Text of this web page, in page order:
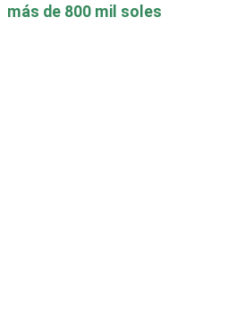
más de 800 mil soles